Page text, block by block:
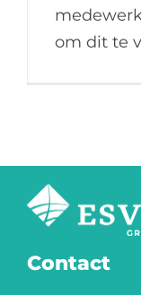
om dit te
Contact